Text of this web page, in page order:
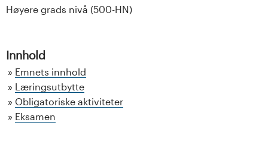
Høyere grads nivå (500-HN)
Innhold
Emnets innhold
Læringsutbytte
Obligatoriske aktiviteter
Eksamen